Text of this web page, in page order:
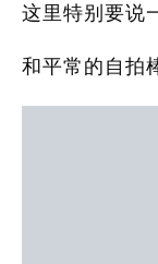
这里特别要说
和平常的自拍